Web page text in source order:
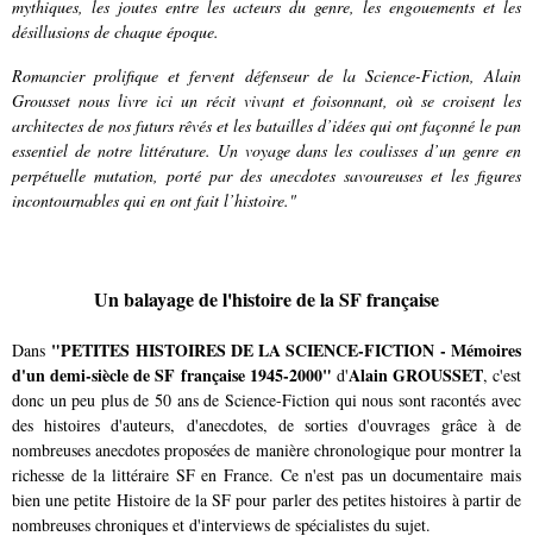
mythiques, les joutes entre les acteurs du genre, les engouements et les
désillusions de chaque époque.
Romancier prolifique et fervent défenseur de la Science-Fiction, Alain
Grousset nous livre ici un récit vivant et foisonnant, où se croisent les
architectes de nos futurs rêvés et les batailles d’idées qui ont façonné le pan
essentiel de notre littérature. Un voyage dans les coulisses d’un genre en
perpétuelle mutation, porté par des anecdotes savoureuses et les figures
incontournables qui en ont fait l’histoire."
Un balayage de l'histoire de la SF française
Dans "PETITES HISTOIRES DE LA SCIENCE-FICTION - Mémoires
d'un demi-siècle de SF française 1945-2000" d'Alain GROUSSET, c'est
donc un peu plus de 50 ans de Science-Fiction qui nous sont racontés avec
des histoires d'auteurs, d'anecdotes, de sorties d'ouvrages grâce à de
nombreuses anecdotes proposées de manière chronologique pour montrer la
richesse de la littéraire SF en France. Ce n'est pas un documentaire mais
bien une petite Histoire de la SF pour parler des petites histoires à partir de
nombreuses chroniques et d'interviews de spécialistes du sujet.